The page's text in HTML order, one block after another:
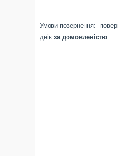
днів за домовленістю